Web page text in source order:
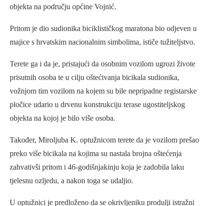
objekta na području općine Vojnić.
Pritom je dio sudionika biciklističkog maratona bio odjeven u
majice s hrvatskim nacionalnim simbolima, ističe tužiteljstvo.
Terete ga i da je, pristajući da osobnim vozilom ugrozi živote
prisutnih osoba te u cilju oštećivanja bicikala sudionika,
vožnjom tim vozilom na kojem su bile nepripadne registarske
pločice udario u drvenu konstrukciju terase ugostiteljskog
objekta na kojoj je bilo više osoba.
Također, Miroljuba K. optužnicom terete da je vozilom prešao
preko više bicikala na kojima su nastala brojna oštećenja
zahvativši pritom i 46-godišnjakinju koja je zadobila laku
tjelesnu ozljedu, a nakon toga se udaljio.
U optužnici je predloženo da se okrivljeniku produlji istražni